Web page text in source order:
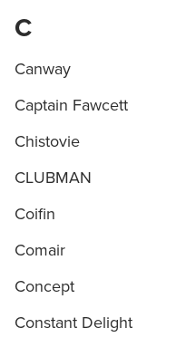
C
Canway
Captain Fawcett
Chistovie
CLUBMAN
Coifin
Comair
Concept
Constant Delight